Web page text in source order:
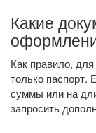
Какие
Как правило,
только паспорт.
суммы или на
запросить